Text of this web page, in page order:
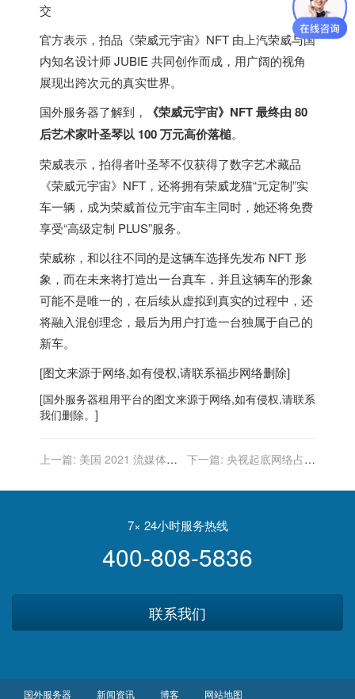
官方表示，拍品《荣威元宇宙》NFT 由上汽荣威与国
内知名设计师 JUBIE 共同创作而成，用广阔的视角
展现出跨次元的真实世界。
国外服务器了解到，
《荣威元宇宙》NFT 最终由 80
后艺术家叶圣琴以 100 万元高价落槌。
荣威表示，拍得者叶圣琴不仅获得了数字艺术藏品
《荣威元宇宙》NFT，还将拥有荣威龙猫“元定制”实
车一辆，成为荣威首位元宇宙车主同时，她还将免费
享受“高级定制 PLUS”服务。
荣威称，和以往不同的是这辆车选择先发布 NFT 形
象，而在未来将打造出一台真车，并且这辆车的形象
可能不是唯一的，在后续从虚拟到真实的过程中，还
将融入混创理念，最后为用户打造一台独属于自己的
新车。
[图文来源于网络,如有侵权,请联系福步网络删除]
[国外服务器租用平台的图文来源于网络,如有侵权,请联系
我们删除。]
上一篇: 美国 2021 流媒体原
西法》第一，《鱿鱼游戏》
下一篇: 央视起底网络占卜
能、大数据分析等等名目种
7× 24小时服务热线
400-808-5836
联系我们
国外服务器 新闻资讯 博客 网站地图